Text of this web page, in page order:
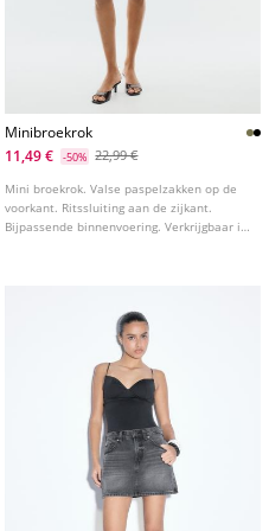
Minibroekrok
11,49 €
-50% 22,99 €
Mini broekrok. Valse paspelzakken op de
voorkant. Ritssluiting aan de zijkant.
Bijpassende binnenvoering. Verkrijgbaar in